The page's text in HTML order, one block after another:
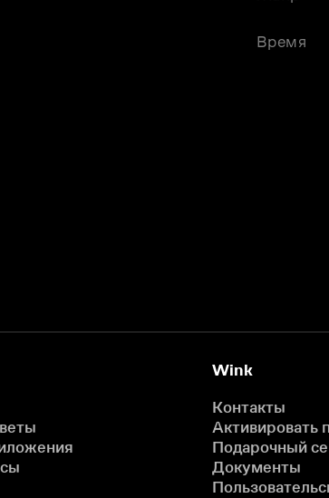
Время
Wink
Контакты
Активировать
Подарочный
Документы